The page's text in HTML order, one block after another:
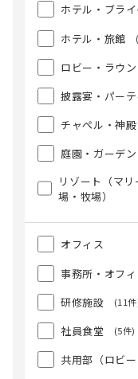
ホテル・ブラ
ホテル・旅館
ロビー・ラウ
披露宴・パー
チャペル・神殿
庭園・ガーデン
リゾート（マ
場・牧場）
オフィス
事務所・オフィ
研修施設 (11
社員食堂 (5件)
共用部（ロビー